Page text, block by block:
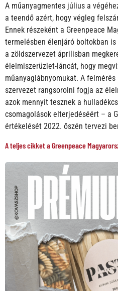
A műanyagmentes július a
a teendő azért, hogy végleg
Ennek részeként a Greenpeace
termelésben élenjáró boltokban
a zöldszervezet áprilisban
élelmiszerüzlet-láncát, hogy
műanyaglábnyomukat. A
szervezet rangsorolni fogja az
azok mennyit tesznek a
csomagolások elterjedéséért – a
értékelését 2022. őszén tervezi
A teljes cikket a Greenpeace